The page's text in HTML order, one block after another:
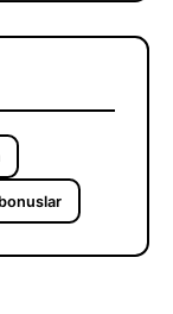
bonuslar